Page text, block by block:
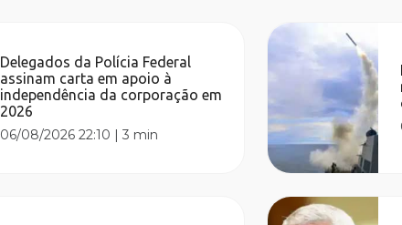
Delegados da Polícia Federal
assinam carta em apoio à
independência da corporação em
2026
06/08/2026 22:10 |3 min